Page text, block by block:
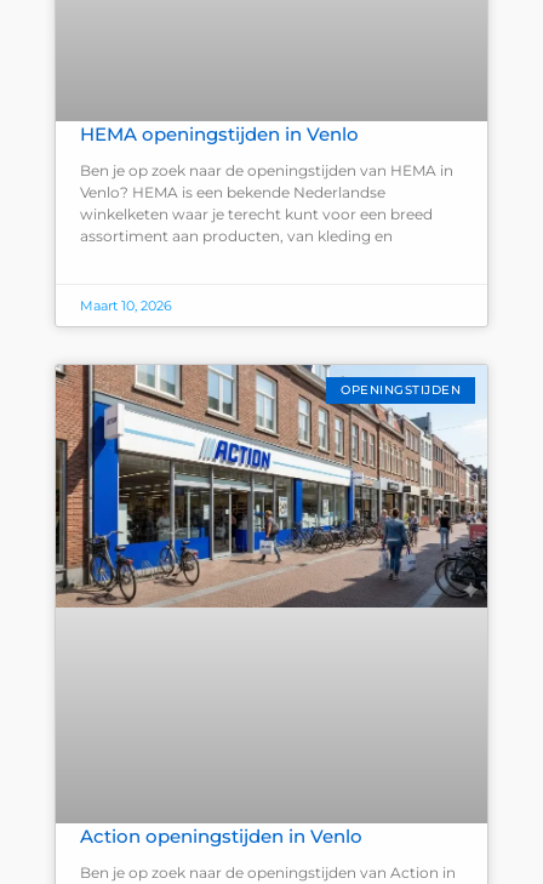
HEMA openingstijden in Venlo
Ben je op zoek naar de openingstijden van HEMA in
Venlo? HEMA is een bekende Nederlandse
winkelketen waar je terecht kunt voor een breed
assortiment aan producten, van kleding en
Maart 10, 2026
OPENINGSTIJDEN
Action openingstijden in Venlo
Ben je op zoek naar de openingstijden van Action in